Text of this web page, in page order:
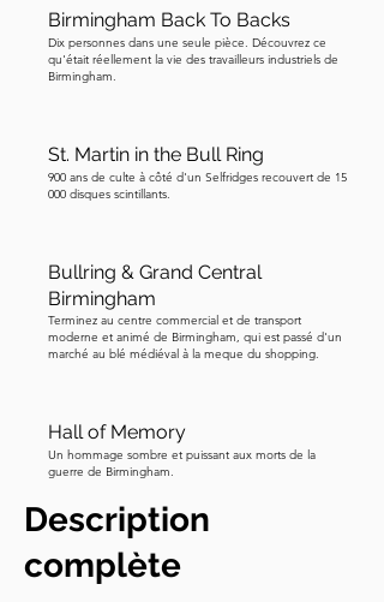
observée dans de nombreux pays
européens. Et voici quelque chose
d'assez unique à Saint Martin's : elle
église à le faire ! Nous nous dirigeons
maintenant vers la dernière étape de
Birmingham Back To Backs
Dix personnes dans une seule pièce. Découvrez ce
qu'était réellement la vie des travailleurs industriels de
Birmingham.
St. Martin in the Bull Ring
900 ans de culte à côté d'un Selfridges recouvert de 15
000 disques scintillants.
Bullring & Grand Central
Birmingham
Terminez au centre commercial et de transport
moderne et animé de Birmingham, qui est passé d'un
marché au blé médiéval à la meque du shopping.
Hall of Memory
Un hommage sombre et puissant aux morts de la
guerre de Birmingham.
Description
complète